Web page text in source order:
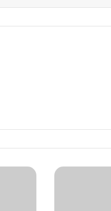
अहमदाबाद